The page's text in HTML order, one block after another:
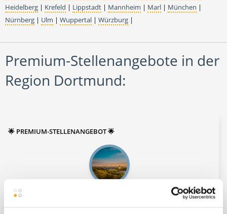
Heidelberg | Krefeld | Lippstadt | Mannheim | Marl | München |
Nürnberg | Ulm | Wuppertal | Würzburg |
Premium-Stellenangebote in der
Region Dortmund:
🌟 PREMIUM-STELLENANGEBOT 🌟
Angestellter Facharzt (m/w/d) in Voll- oder Teilzeit
ab sofort in Dortmund